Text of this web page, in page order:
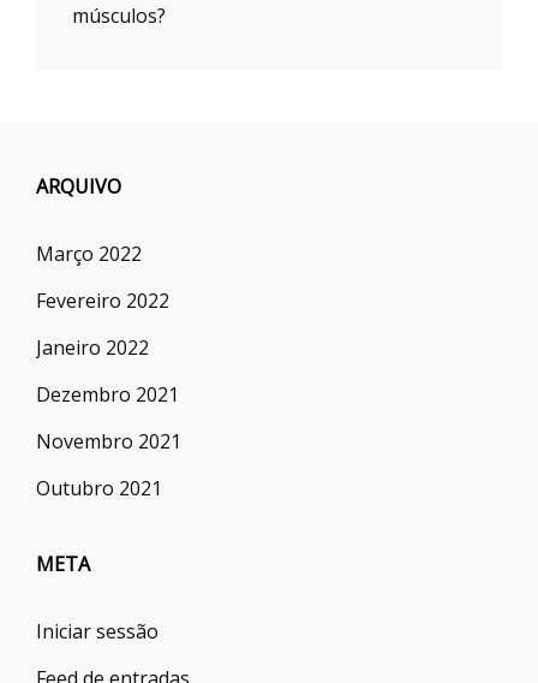
músculos?
ARQUIVO
Março 2022
Fevereiro 2022
Janeiro 2022
Dezembro 2021
Novembro 2021
Outubro 2021
META
Iniciar sessão
Feed de entradas